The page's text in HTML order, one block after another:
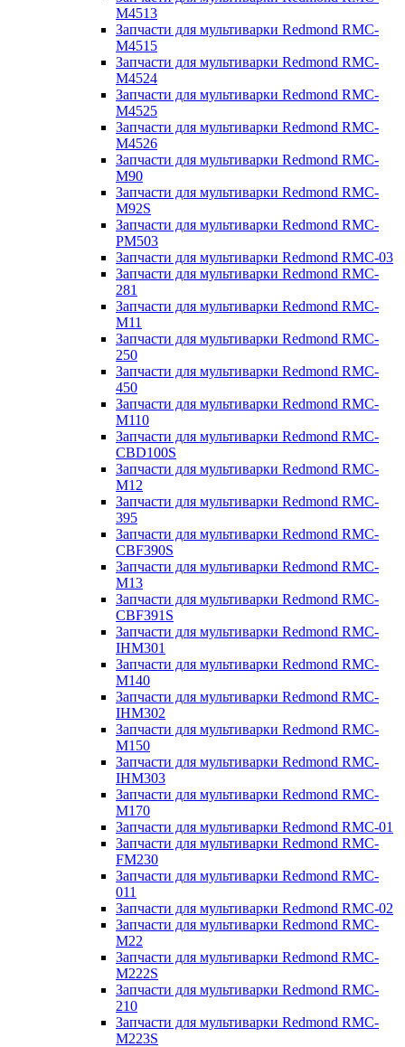
M4513
Запчасти для мультиварки Redmond RMC-
M4515
Запчасти для мультиварки Redmond RMC-
M4524
Запчасти для мультиварки Redmond RMC-
M4525
Запчасти для мультиварки Redmond RMC-
M4526
Запчасти для мультиварки Redmond RMC-
M90
Запчасти для мультиварки Redmond RMC-
M92S
Запчасти для мультиварки Redmond RMC-
PM503
Запчасти для мультиварки Redmond RMC-03
Запчасти для мультиварки Redmond RMC-
281
Запчасти для мультиварки Redmond RMC-
M11
Запчасти для мультиварки Redmond RMC-
250
Запчасти для мультиварки Redmond RMC-
450
Запчасти для мультиварки Redmond RMC-
M110
Запчасти для мультиварки Redmond RMC-
CBD100S
Запчасти для мультиварки Redmond RMC-
M12
Запчасти для мультиварки Redmond RMC-
395
Запчасти для мультиварки Redmond RMC-
CBF390S
Запчасти для мультиварки Redmond RMC-
M13
Запчасти для мультиварки Redmond RMC-
CBF391S
Запчасти для мультиварки Redmond RMC-
IHM301
Запчасти для мультиварки Redmond RMC-
M140
Запчасти для мультиварки Redmond RMC-
IHM302
Запчасти для мультиварки Redmond RMC-
M150
Запчасти для мультиварки Redmond RMC-
IHM303
Запчасти для мультиварки Redmond RMC-
M170
Запчасти для мультиварки Redmond RMC-01
Запчасти для мультиварки Redmond RMC-
FM230
Запчасти для мультиварки Redmond RMC-
011
Запчасти для мультиварки Redmond RMC-02
Запчасти для мультиварки Redmond RMC-
M22
Запчасти для мультиварки Redmond RMC-
M222S
Запчасти для мультиварки Redmond RMC-
210
Запчасти для мультиварки Redmond RMC-
M223S